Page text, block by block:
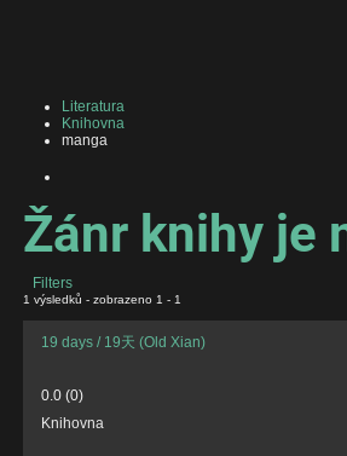
Literatura
Knihovna
manga
Žánr knihy je
Filters
1 výsledků - zobrazeno 1 - 1
19 days / 19天 (Old Xian)
0.0(0)
Knihovna